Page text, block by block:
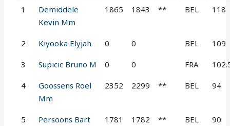
1
Demiddele
Kevin Mm
1865 1843 ** BEL 118
2 Kiyooka Elyjah 0 0 BEL 109
3 Supicic Bruno M 0 0 FRA
4
Goossens Roel
Mm
2352 2299 ** BEL 94
5
Persoons Bart
1781 1782 ** BEL 90